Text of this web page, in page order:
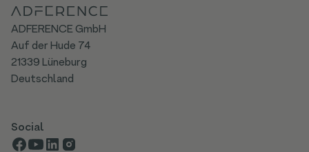
ADFERENCE GmbH
Auf der Hude 74
21339 Lüneburg
Deutschland
Social